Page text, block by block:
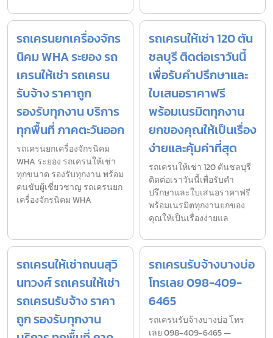
รถเครนยกเครื่องจักร
นิคม WHA ระยอง รถ
เครนให้เช่า รถเครน
รับจ้าง ราคาถูก
รองรับทุกงาน บริการ
ทุกพื้นที่ ภาคตะวันออก
รถเครนยกเครื่องจักรนิคม
WHA ระยอง รถเครนให้เช่า
ทุกขนาด รองรับทุกงาน พร้อม
คนขับผู้เชี่ยวชาญ รถเครนยก
เครื่องจักรนิคม WHA
รถเครนให้เช่า 120 ตัน
ชลบุรี ติดต่อเราวันนี้
เพื่อรับคำปรึกษาและ
ใบเสนอราคาฟรี
พร้อมเนรมิตทุกงาน
ยกของคุณให้เป็นเรื่อง
ง่ายและคุ้มค่าที่สุด
รถเครนให้เช่า 120 ตันชลบุรี
ติดต่อเราวันนี้เพื่อรับคำ
ปรึกษาและใบเสนอราคาฟรี
พร้อมเนรมิตทุกงานยกของ
คุณให้เป็นเรื่องง่ายแล
รถเครนให้เช่าถนนสุวิ
นทวงศ์ รถเครนให้เช่า
รถเครนรับจ้าง ราคา
ถูก รองรับทุกงาน
รถเครนรับจ้างบางบ่อ
โทรเลย 098-409-
6465
รถเครนรับจ้างบางบ่อ โทร
เลย 098-409-6465 —